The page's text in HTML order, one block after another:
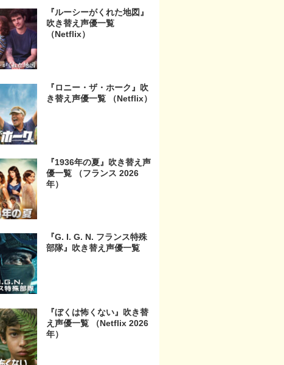
『ルーシーがくれた地図』
吹き替え声優一覧
（Netflix）
『ロニー・ザ・ホーク』吹
き替え声優一覧 （Netflix）
『1936年の夏』吹き替え声
優一覧 （フランス 2026
年）
『G. I. G. N. フランス特殊
部隊』吹き替え声優一覧
『ぼくは怖くない』吹き替
え声優一覧 （Netflix 2026
年）